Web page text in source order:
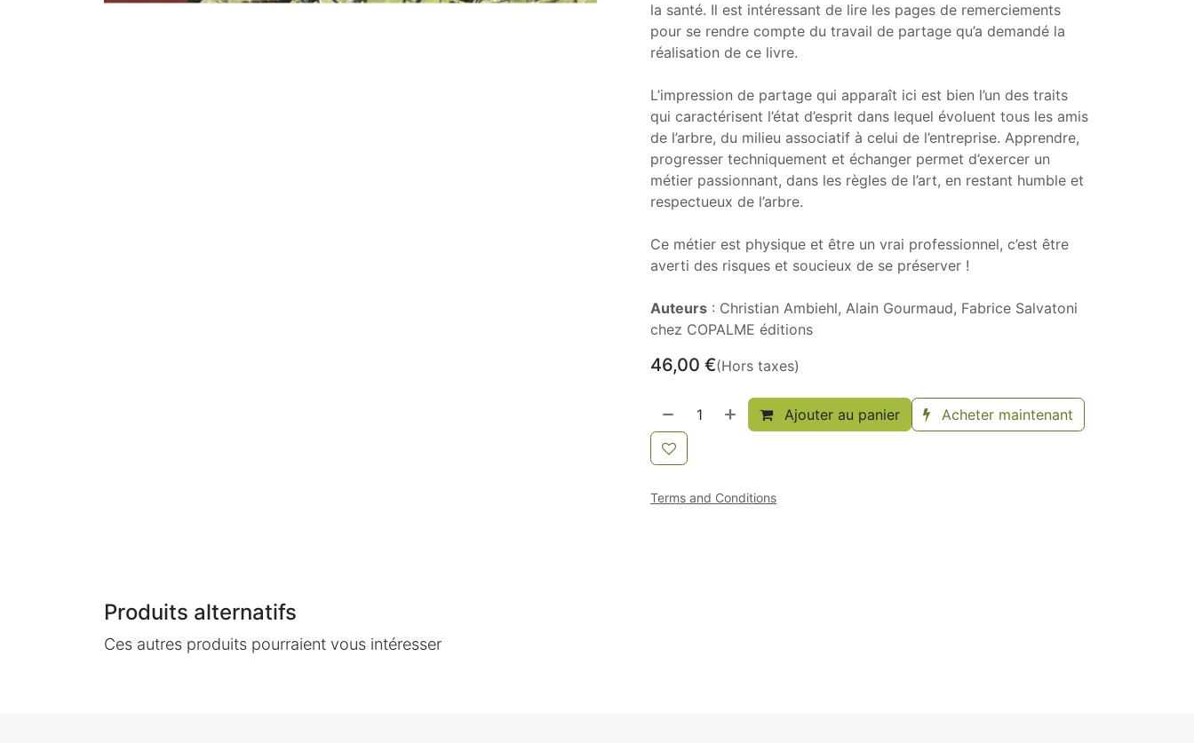
la santé. Il est intéressant de lire les pages de remerciements
pour se rendre compte du travail de partage qu’a demandé la
réalisation de ce livre.
L’impression de partage qui apparaît ici est bien l’un des traits
qui caractérisent l’état d’esprit dans lequel évoluent tous les amis
de l’arbre, du milieu associatif à celui de l’entreprise. Apprendre,
progresser techniquement et échanger permet d’exercer un
métier passionnant, dans les règles de l’art, en restant humble et
respectueux de l’arbre.
Ce métier est physique et être un vrai professionnel, c’est être
averti des risques et soucieux de se préserver !
Auteurs : Christian Ambiehl, Alain Gourmaud, Fabrice Salvatoni
chez COPALME éditions
46,00 €(Hors taxes)
Ajouter au panier Acheter maintenant
Terms and Conditions
Produits alternatifs
Ces autres produits pourraient vous intéresser